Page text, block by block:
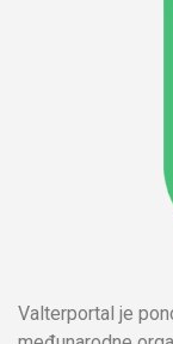
Valterportal je